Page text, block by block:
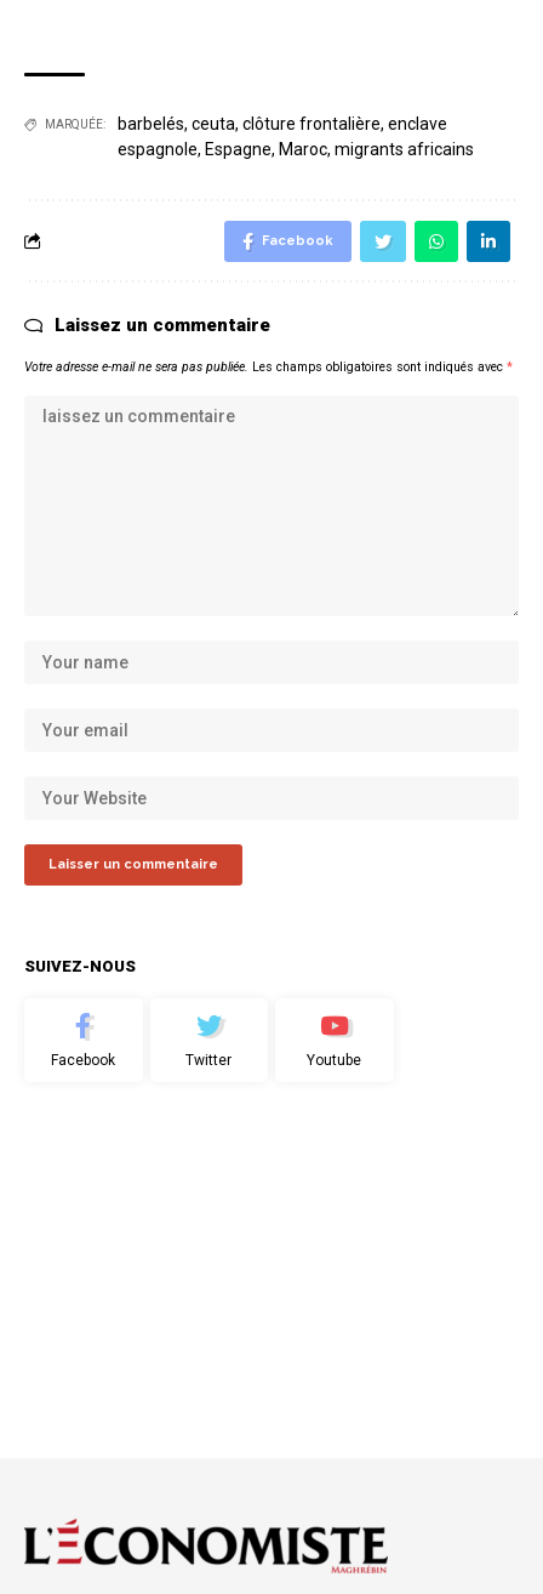
MARQUÉE: barbelés, ceuta, clôture frontalière, enclave
espagnole, Espagne, Maroc, migrants africains
Facebook
Laissez un commentaire
Votre adresse e-mail ne sera pas publiée. Les champs obligatoires sont indiqués avec *
SUIVEZ-NOUS
Facebook Twitter Youtube